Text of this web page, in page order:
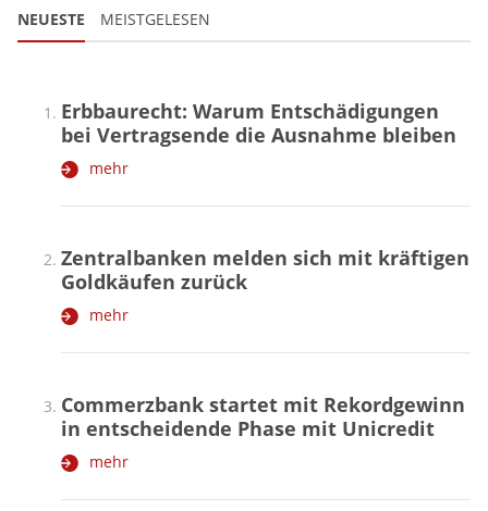
NEUESTE MEISTGELESEN
Erbbaurecht: Warum Entschädigungen
bei Vertragsende die Ausnahme bleiben
mehr
Zentralbanken melden sich mit kräftigen
Goldkäufen zurück
mehr
Commerzbank startet mit Rekordgewinn
in entscheidende Phase mit Unicredit
mehr